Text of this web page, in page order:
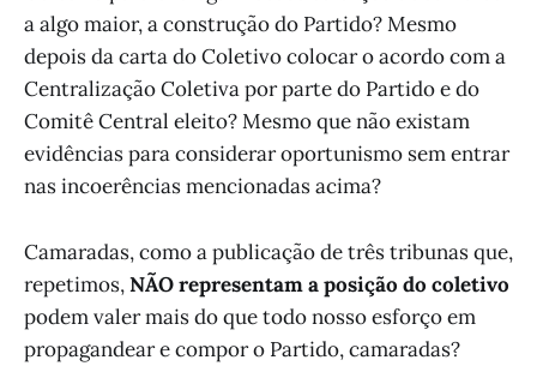
a algo maior, a construção do Partido? Mesmo
depois da carta do Coletivo colocar o acordo com a
Centralização Coletiva por parte do Partido e do
Comitê Central eleito? Mesmo que não existam
evidências para considerar oportunismo sem entrar
nas incoerências mencionadas acima?
Camaradas, como a publicação de três tribunas que,
repetimos,NÃO representam a posição do coletivo
podem valer mais do que todo nosso esforço em
propagandear e compor o Partido, camaradas?